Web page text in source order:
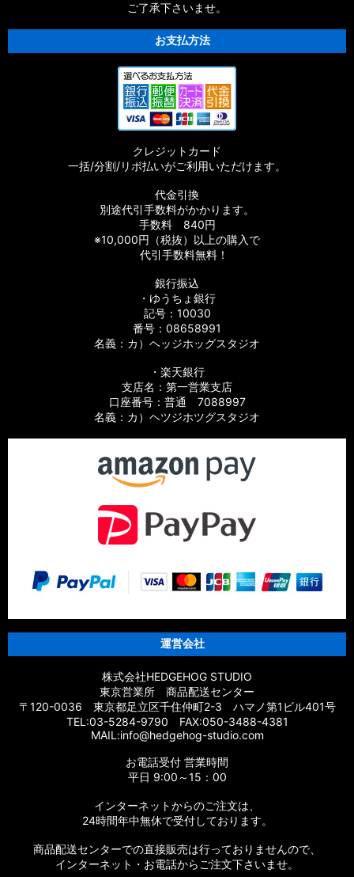
ご了承下さいませ。
お支払方法
クレジットカード
一括/分割/リボ払いがご利用いただけます。
代金引換
別途代引手数料がかかります。
手数料 840円
※10,000円（税抜）以上の購入で
代引手数料無料！
銀行振込
・ゆうちょ銀行
記号：10030
番号：08658991
名義：カ）ヘッジホッグスタジオ
・楽天銀行
支店名：第一営業支店
口座番号：普通 7088997
名義：カ）ヘツジホツグスタジオ
運営会社
株式会社HEDGEHOG STUDIO
東京営業所 商品配送センター
〒120-0036 東京都足立区千住仲町2-3 ハマノ第1ビル401号
TEL:03-5284-9790 FAX:050-3488-4381
MAIL:info@hedgehog-studio.com
お電話受付 営業時間
平日 9:00～15：00
インターネットからのご注文は、
24時間年中無休で受付しております。
商品配送センターでの直接販売は行っておりませんので、
インターネット・お電話からご注文下さいませ。